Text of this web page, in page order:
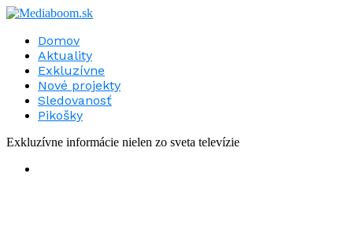
Domov
Aktuality
Exkluzívne
Nové projekty
Sledovanosť
Pikošky
Exkluzívne informácie nielen zo sveta televízie